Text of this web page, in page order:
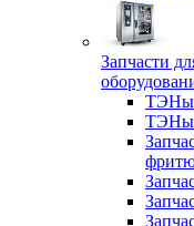
Запчасти
ТЭНы
ТЭНы